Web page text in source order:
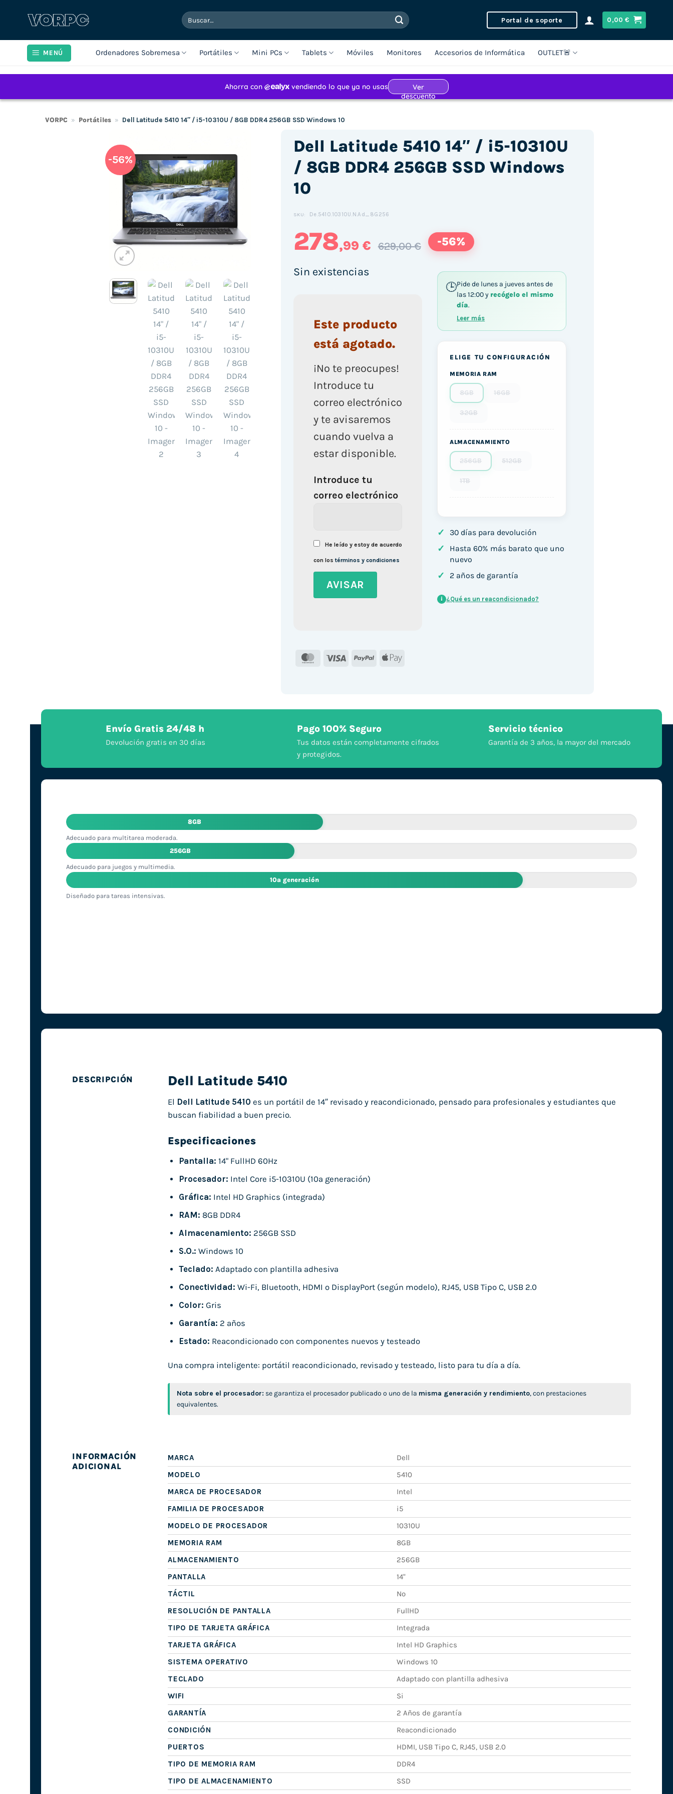
Buscar
por:
Portal de soporte 0,00€
MENÚ Ordenadores Sobremesa Portátiles Mini PCs Tablets Móviles Monitores Accesorios de Informática OUTLET🚨
VORPC » Portátiles » Dell Latitude 5410 14″ / i5-10310U / 8GB DDR4 256GB SSD Windows 10
-56%
Dell Latitude 5410 14″ / i5-10310U
/ 8GB DDR4 256GB SSD Windows
10
SKU: De.5410.10310U.N.Ad_8G256
278,99 € 629,00 € -56%
Sin existencias
Este producto
está agotado.
¡No te preocupes!
Introduce tu
correo electrónico
y te avisaremos
cuando vuelva a
estar disponible.
Introduce tu
correo electrónico
He leído y estoy de acuerdo
con lostérminos y condiciones
MasterCard
Visa PayPal Apple
Pide de lunes a jueves antes de
las 12:00 y recógelo el mismo
día.
Leer más
ELIGE TU CONFIGURACIÓN
MEMORIA RAM
8GB 16GB
32GB
ALMACENAMIENTO
256GB 512GB
1TB
✓ 30 días para devolución
✓
Hasta 60% más barato que uno
nuevo
✓ 2 años de garantía
i ¿Qué es un reacondicionado?
Envío Gratis 24/48 h
Devolución gratis en 30 días
Pago 100% Seguro
Tus datos están completamente cifrados
y protegidos.
Servicio técnico
Garantía de 3 años, la mayor del mercado
8GB
Adecuado para multitarea moderada.
256GB
Adecuado para juegos y multimedia.
10ª generación
Diseñado para tareas intensivas.
DESCRIPCIÓN Dell Latitude 5410
El Dell Latitude 5410 es un portátil de 14″ revisado y reacondicionado, pensado para profesionales y estudiantes que
buscan fiabilidad a buen precio.
Especificaciones
Pantalla: 14" FullHD 60Hz
Procesador: Intel Core i5-10310U (10ª generación)
Gráfica: Intel HD Graphics (integrada)
RAM: 8GB DDR4
Almacenamiento: 256GB SSD
S.O.: Windows 10
Teclado: Adaptado con plantilla adhesiva
Conectividad: Wi-Fi, Bluetooth, HDMI o DisplayPort (según modelo), RJ45, USB Tipo C, USB 2.0
Color: Gris
Garantía: 2 años
Estado: Reacondicionado con componentes nuevos y testeado
Una compra inteligente: portátil reacondicionado, revisado y testeado, listo para tu día a día.
Nota sobre el procesador: se garantiza el procesador publicado o uno de la misma generación y rendimiento, con prestaciones
equivalentes.
INFORMACIÓN
ADICIONAL
MARCA
Dell
MODELO
5410
MARCA DE PROCESADOR
Intel
FAMILIA DE PROCESADOR
i5
MODELO DE PROCESADOR
10310U
MEMORIA RAM
8GB
ALMACENAMIENTO
256GB
PANTALLA
14"
TÁCTIL
No
RESOLUCIÓN DE PANTALLA
FullHD
TIPO DE TARJETA GRÁFICA
Integrada
TARJETA GRÁFICA
Intel HD Graphics
SISTEMA OPERATIVO
Windows 10
TECLADO
Adaptado con plantilla adhesiva
WIFI
Si
GARANTÍA
2 Años de garantía
CONDICIÓN
Reacondicionado
PUERTOS
HDMI, USB Tipo C, RJ45, USB 2.0
TIPO DE MEMORIA RAM
DDR4
TIPO DE ALMACENAMIENTO
SSD